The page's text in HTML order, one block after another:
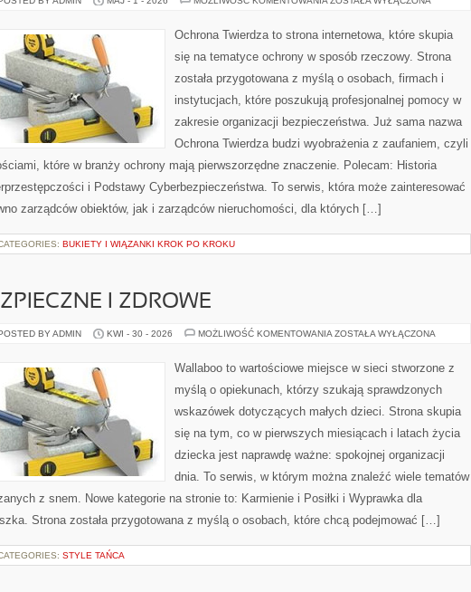
Ochrona Twierdza to strona internetowa, które skupia
się na tematyce ochrony w sposób rzeczowy. Strona
została przygotowana z myślą o osobach, firmach i
instytucjach, które poszukują profesjonalnej pomocy w
zakresie organizacji bezpieczeństwa. Już sama nazwa
Ochrona Twierdza budzi wyobrażenia z zaufaniem, czyli
które w branży ochrony mają pierwszorzędne znaczenie. Polecam: Historia
i Podstawy Cyberbezpieczeństwa. To serwis, która może zainteresować
zarządców obiektów, jak i zarządców nieruchomości, dla których […]
BUKIETY I WIĄZANKI KROK PO KROKU
I ZDROWE
BY ADMIN KWI - 30 - 2026 MOŻLIWOŚĆ KOMENTOWANIA BEZPIECZNE
ZOSTAŁA WYŁĄCZONA
Wallaboo to wartościowe miejsce w sieci stworzone z
myślą o opiekunach, którzy szukają sprawdzonych
wskazówek dotyczących małych dzieci. Strona skupia
się na tym, co w pierwszych miesiącach i latach życia
dziecka jest naprawdę ważne: spokojnej organizacji
dnia. To serwis, w którym można znaleźć wiele tematów
z snem. Nowe kategorie na stronie to: Karmienie i Posiłki i Wyprawka dla
Strona została przygotowana z myślą o osobach, które chcą podejmować […]
STYLE TAŃCA